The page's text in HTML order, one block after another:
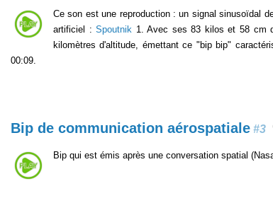
Ce son est une reproduction : un signal sinusoïdal
artificiel :Spoutnik 1. Avec ses 83 kilos et 58 cm
kilomètres d'altitude, émettant ce "bip bip"
00:09.
Bip de communication aérospatiale #3
Bip qui est émis après une conversation spatial